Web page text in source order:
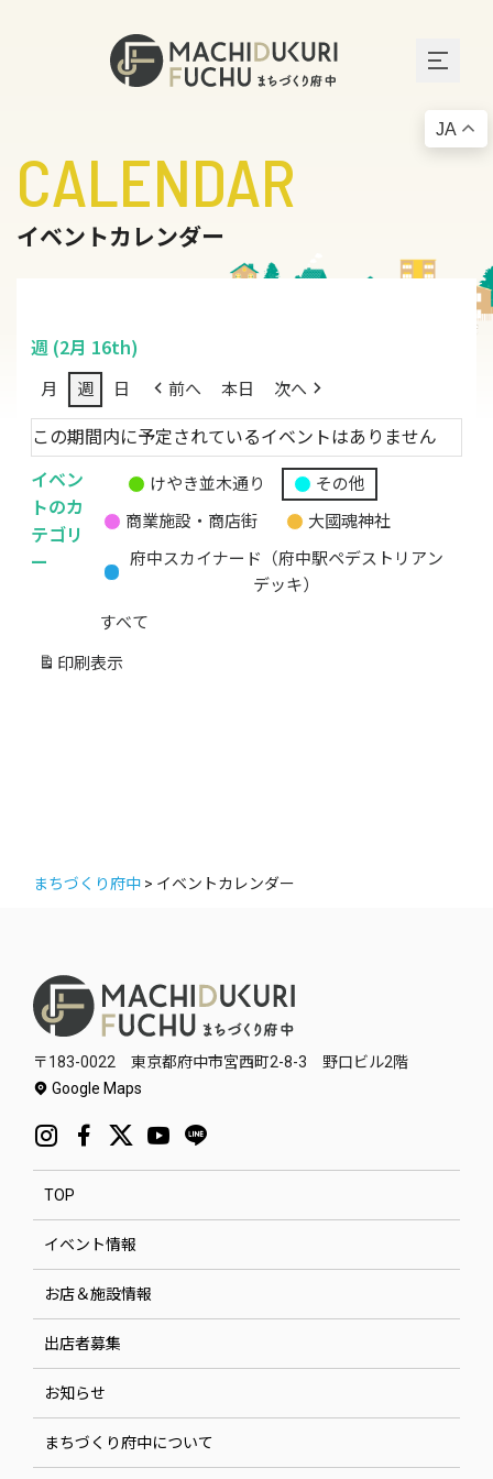
CALENDAR
イベントカレンダー
週 (2月 16th)
月 週 日 前へ 本日 次へ
この期間内に予定されているイベントはありません
イベン
トのカ
テゴリ
ー
題
カ
ゴ
リ
けやき並木通り
その他
商業施設・商店街
大國魂神社
府中スカイナード（府中駅ペデストリアン
デッキ）
すべて
印刷 表示
まちづくり府中 > イベントカレンダー
〒183-0022 東京都府中市宮西町2-8-3 野口ビル2階
Google Maps
TOP
イベント情報
お店＆施設情報
出店者募集
お知らせ
まちづくり府中について
JA